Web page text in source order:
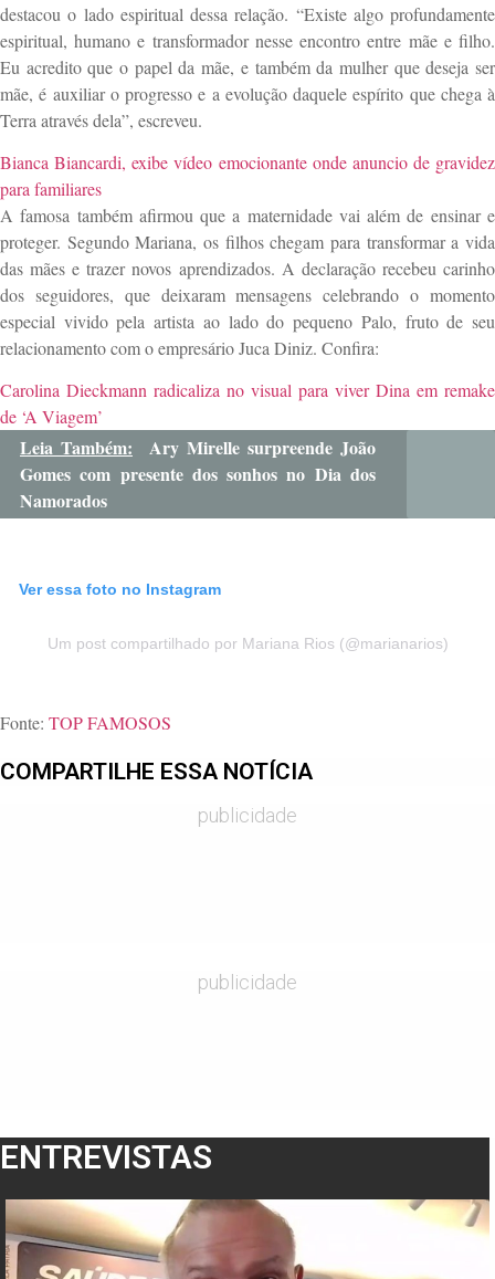
destacou o lado espiritual dessa relação. “Existe algo profundamente
espiritual, humano e transformador nesse encontro entre mãe e filho.
Eu acredito que o papel da mãe, e também da mulher que deseja ser
mãe, é auxiliar o progresso e a evolução daquele espírito que chega à
Terra através dela”, escreveu.
Bianca Biancardi, exibe vídeo emocionante onde anuncio de gravidez
para familiares
A famosa também afirmou que a maternidade vai além de ensinar e
proteger. Segundo Mariana, os filhos chegam para transformar a vida
das mães e trazer novos aprendizados. A declaração recebeu carinho
dos seguidores, que deixaram mensagens celebrando o momento
especial vivido pela artista ao lado do pequeno Palo, fruto de seu
relacionamento com o empresário Juca Diniz. Confira:
Carolina Dieckmann radicaliza no visual para viver Dina em remake
de ‘A Viagem’
Leia Também:
Ary Mirelle surpreende João
Gomes com presente dos sonhos no Dia dos
Namorados
Ver essa foto no Instagram
Um post compartilhado por Mariana Rios (@marianarios)
Fonte: TOP FAMOSOS
COMPARTILHE ESSA NOTÍCIA
publicidade
publicidade
ENTREVISTAS